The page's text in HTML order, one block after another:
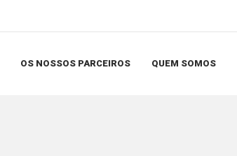
OS NOSSOS PARCEIROS QUEM SOMOS